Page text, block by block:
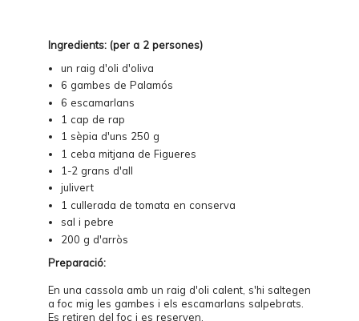
Ingredients: (per a 2 persones)
un raig d'oli d'oliva
6 gambes de Palamós
6 escamarlans
1 cap de rap
1 sèpia d'uns 250 g
1 ceba mitjana de Figueres
1-2 grans d'all
julivert
1 cullerada de tomata en conserva
sal i pebre
200 g d'arròs
Preparació:
En una cassola amb un raig d'oli calent, s'hi saltegen
a foc mig les gambes i els escamarlans salpebrats.
Es retiren del foc i es reserven.